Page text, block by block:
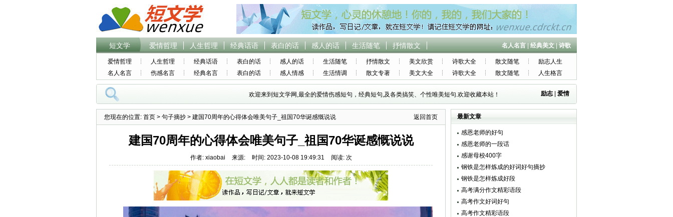
短文学 爱情哲理 人生哲理 经典话语 表白的话 感人的话 生活随笔 抒情散文 名人名言| 经典美文 诗歌
爱情哲理 人生哲理 经典话语 表白的话 感人的话 生活随笔 抒情散文 美文欣赏 诗歌大全 散文随笔
励志人生
名人名言
伤感名言 经典名言 表白的话 感人情感 生活情调 散文专著 美文大全 诗歌大全 散文随笔 人生格言
欢迎来到短文学网,最全的爱情伤感短句，经典短句,及各类搞笑、个性唯美短句.欢迎收藏本站！ 励志| 爱情
返回首页
您现在的位置: 首页 > 句子摘抄 > 建国70周年的心得体会唯美句子_祖国70华诞感慨说说
建国70周年的心得体会唯美句子_祖国70华诞感慨说说
作者: xiaobai 来源: 时间: 2023-10-08 19:49:31 阅读: 次
最新文章
感恩老师的好句
感恩老师的一段话
感谢母校400字
钢铁是怎样炼成的好词好句摘抄
钢铁是怎样炼成好段
高考满分作文精彩语段
高考作文好词好句
高考作文精彩语段